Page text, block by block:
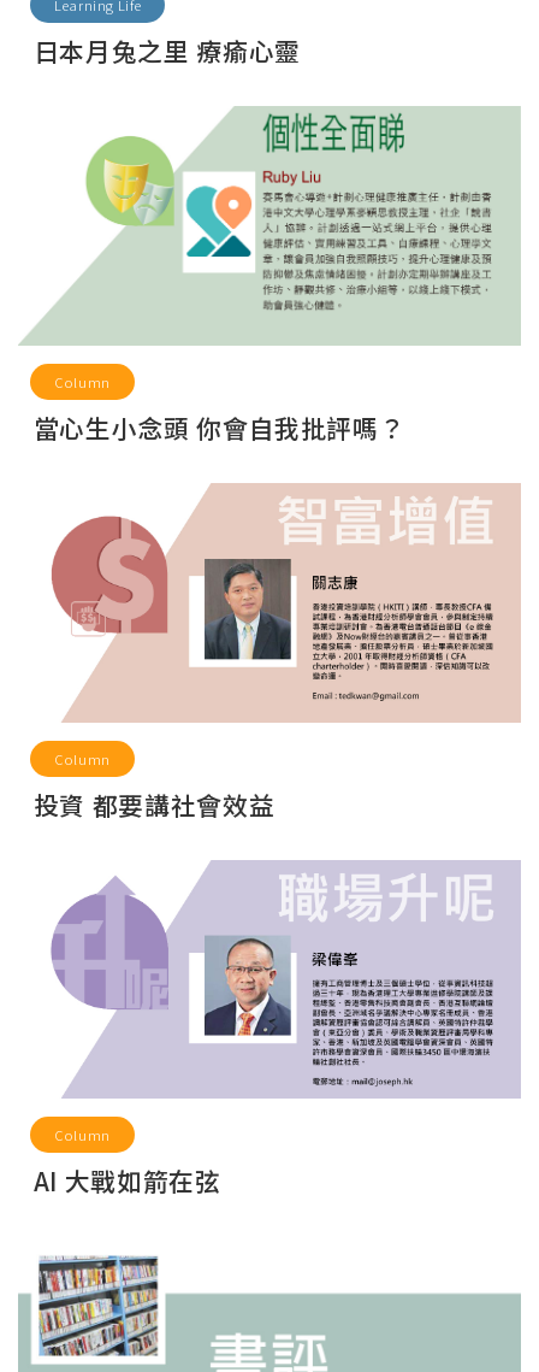
Learning Life
日本月兔之里 療瘉心靈
Column
當心生小念頭 你會自我批評嗎？
Column
投資 都要講社會效益
Column
AI 大戰如箭在弦